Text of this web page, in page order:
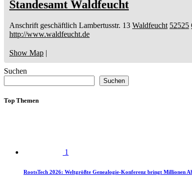
Standesamt Waldfeucht
Anschrift geschäftlich Lambertusstr. 13 Waldfeucht 52525
http://www.waldfeucht.de
Show Map |
Suchen
Suchen
Top Themen
1
RootsTech 2026: Weltgrößte Genealogie-Konferenz bringt Millionen